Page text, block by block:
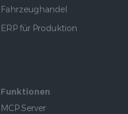
Fahrzeughandel
ERP für Produktion
Funktionen
MCP Server